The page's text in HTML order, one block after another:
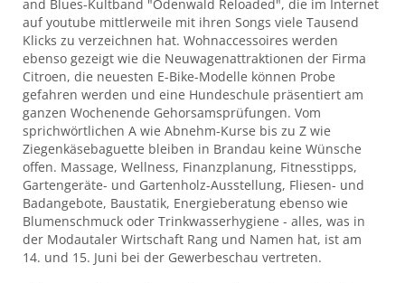
and Blues-Kultband "Odenwald Reloaded", die im Internet
auf youtube mittlerweile mit ihren Songs viele Tausend
Klicks zu verzeichnen hat. Wohnaccessoires werden
ebenso gezeigt wie die Neuwagenattraktionen der Firma
Citroen, die neuesten E-Bike-Modelle können Probe
gefahren werden und eine Hundeschule präsentiert am
ganzen Wochenende Gehorsamsprüfungen. Vom
sprichwörtlichen A wie Abnehm-Kurse bis zu Z wie
Ziegenkäsebaguette bleiben in Brandau keine Wünsche
offen. Massage, Wellness, Finanzplanung, Fitnesstipps,
Gartengeräte- und Gartenholz-Ausstellung, Fliesen- und
Badangebote, Baustatik, Energieberatung ebenso wie
Blumenschmuck oder Trinkwasserhygiene - alles, was in
der Modautaler Wirtschaft Rang und Namen hat, ist am
14. und 15. Juni bei der Gewerbeschau vertreten.